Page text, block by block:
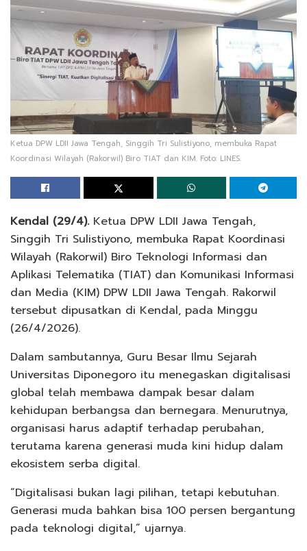
Ketua DPW LDII Jawa Tengah, Singgih Tri Sulistiyono, membuka Rapat
Koordinasi Wilayah (Rakorwil) Biro TIAT dan KIM. Foto: LINES.
Kendal (29/4).Ketua DPW LDII Jawa Tengah,
Singgih Tri Sulistiyono, membuka Rapat Koordinasi
Wilayah (Rakorwil) Biro Teknologi Informasi dan
Aplikasi Telematika (TIAT) dan Komunikasi Informasi
dan Media (KIM) DPW LDII Jawa Tengah. Rakorwil
tersebut dipusatkan di Kendal, pada Minggu
(26/4/2026).
Dalam sambutannya, Guru Besar Ilmu Sejarah
Universitas Diponegoro itu menegaskan digitalisasi
global telah membawa dampak besar dalam
kehidupan berbangsa dan bernegara. Menurutnya,
organisasi harus adaptif terhadap perubahan,
terutama karena generasi muda kini hidup dalam
ekosistem serba digital.
“Digitalisasi bukan lagi pilihan, tetapi kebutuhan.
Generasi muda bahkan bisa 100 persen bergantung
pada teknologi digital,” ujarnya.